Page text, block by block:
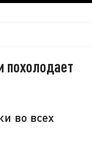
похолодает
во всех